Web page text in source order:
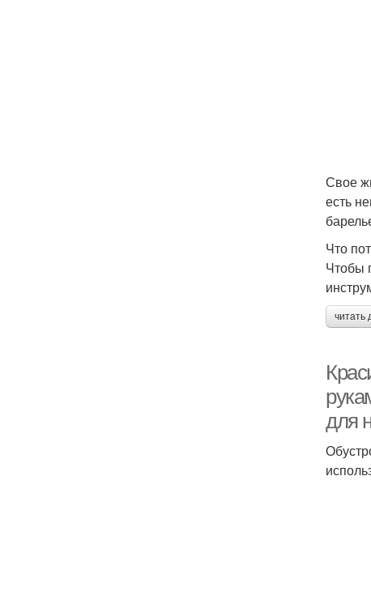
Свое
есть
Что
Чтобы
читать
для